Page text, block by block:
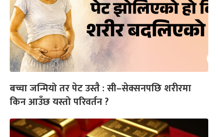
बच्चा जन्मियो तर पेट उस्तै : सी–सेक्सनपछि शरीरमा
किन आउँछ यस्तो परिवर्तन ?